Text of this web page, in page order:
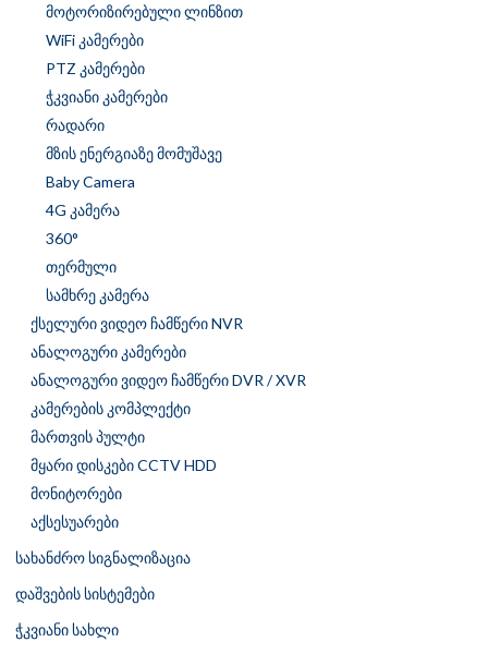
მოტორიზირებული ლინზით
WiFi კამერები
PTZ კამერები
ჭკვიანი კამერები
რადარი
მზის ენერგიაზე მომუშავე
Baby Camera
4G კამერა
360°
თერმული
სამხრე კამერა
ქსელური ვიდეო ჩამწერი NVR
ანალოგური კამერები
ანალოგური ვიდეო ჩამწერი DVR / XVR
კამერების კომპლექტი
მართვის პულტი
მყარი დისკები CCTV HDD
მონიტორები
აქსესუარები
სახანძრო სიგნალიზაცია
დაშვების სისტემები
ჭკვიანი სახლი